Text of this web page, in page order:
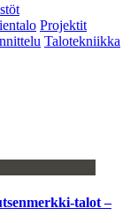
Projektit
Talotekniikka
talot –